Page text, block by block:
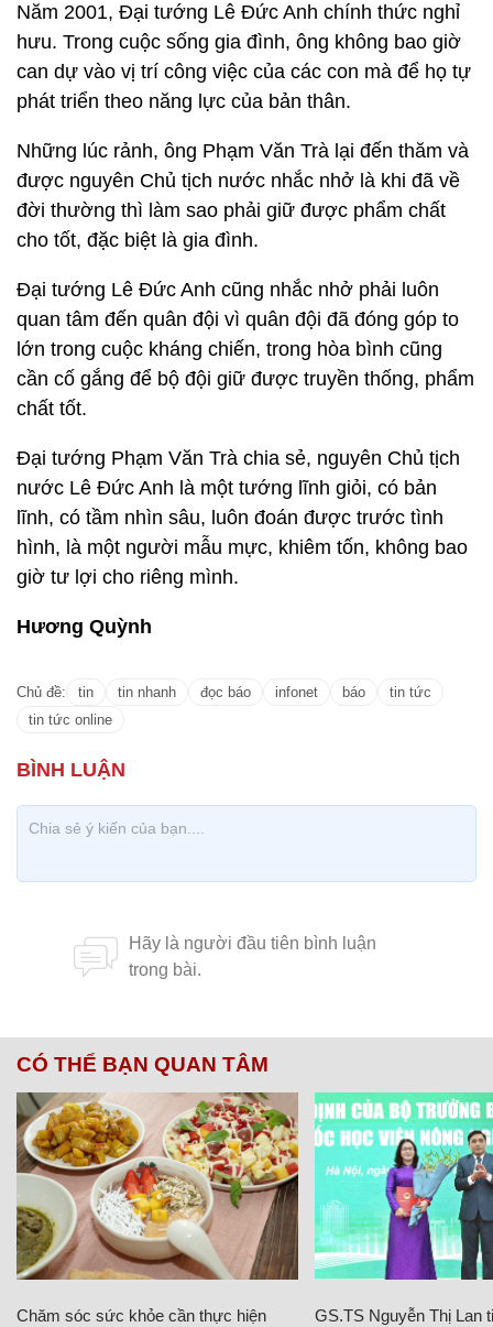
Năm 2001, Đại tướng Lê Đức Anh chính thức nghỉ
hưu. Trong cuộc sống gia đình, ông không bao giờ
can dự vào vị trí công việc của các con mà để họ tự
phát triển theo năng lực của bản thân.
Những lúc rảnh, ông Phạm Văn Trà lại đến thăm và
được nguyên Chủ tịch nước nhắc nhở là khi đã về
đời thường thì làm sao phải giữ được phẩm chất
cho tốt, đặc biệt là gia đình.
Đại tướng Lê Đức Anh cũng nhắc nhở phải luôn
quan tâm đến quân đội vì quân đội đã đóng góp to
lớn trong cuộc kháng chiến, trong hòa bình cũng
cần cố gắng để bộ đội giữ được truyền thống, phẩm
chất tốt.
Đại tướng Phạm Văn Trà chia sẻ, nguyên Chủ tịch
nước Lê Đức Anh là một tướng lĩnh giỏi, có bản
lĩnh, có tầm nhìn sâu, luôn đoán được trước tình
hình, là một người mẫu mực, khiêm tốn, không bao
giờ tư lợi cho riêng mình.
Hương Quỳnh
Chủ đề: tin tin nhanh đọc báo infonet báo
tin tức
tin tức online
CÓ THỂ BẠN QUAN TÂM
Chăm sóc sức khỏe cần thực hiện
GS.TS Nguyễn Thị Lan